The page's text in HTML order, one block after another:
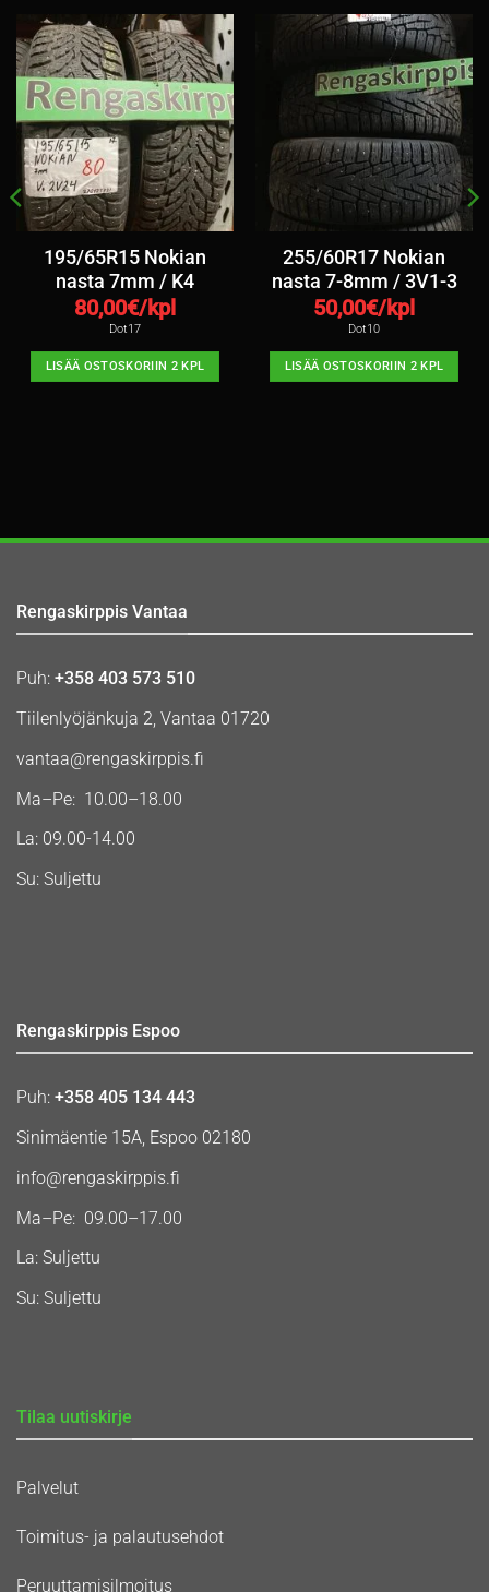
195/65R15 Nokian
nasta 7mm / K4
80,00€/kpl
Dot17
LISÄÄ OSTOSKORIIN 2 KPL
255/60R17 Nokian
nasta 7-8mm / 3V1-3
50,00€/kpl
Dot10
LISÄÄ OSTOSKORIIN 2 KPL
Rengaskirppis Vantaa
Puh: +358 403 573 510
Tiilenlyöjänkuja 2, Vantaa 01720
vantaa@rengaskirppis.fi
Ma–Pe: 10.00–18.00
La: 09.00-14.00
Su: Suljettu
Rengaskirppis Espoo
Puh: +358 405 134 443
Sinimäentie 15A, Espoo 02180
info@rengaskirppis.fi
Ma–Pe: 09.00–17.00
La: Suljettu
Su: Suljettu
Tilaa uutiskirje
Palvelut
Toimitus- ja palautusehdot
Peruuttamisilmoitus